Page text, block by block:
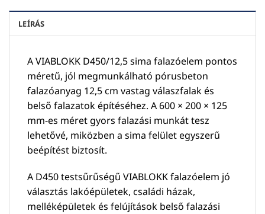
LEÍRÁS
A VIABLOKK D450/12,5 sima falazóelem pontos
méretű, jól megmunkálható pórusbeton
falazóanyag 12,5 cm vastag válaszfalak és
belső falazatok építéséhez. A 600 × 200 × 125
mm-es méret gyors falazási munkát tesz
lehetővé, miközben a sima felület egyszerű
beépítést biztosít.
A D450 testsűrűségű VIABLOKK falazóelem jó
választás lakóépületek, családi házak,
melléképületek és felújítások belső falazási